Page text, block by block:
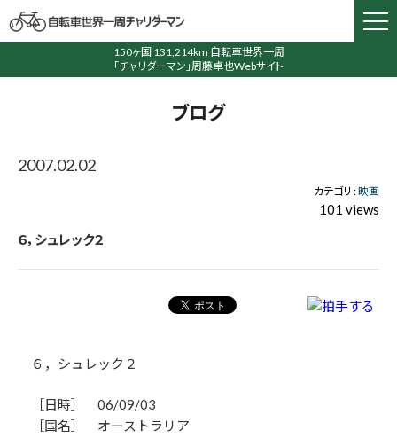
150ヶ国 131,214km 自転車世界一周
「チャリダーマン」周藤卓也Webサイト
ブログ
2007.02.02
カテゴリ :映画
101 views
６，シュレック２
６，シュレック２
［日時］ 06/09/03
［国名］ オーストラリア